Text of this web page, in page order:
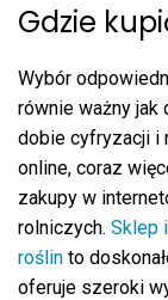
Gdzie
Wybór
równie ważny jak
dobie cyfryzacji i
online, coraz
zakupy w
rolniczych. Sklep
roślin to
oferuje szeroki